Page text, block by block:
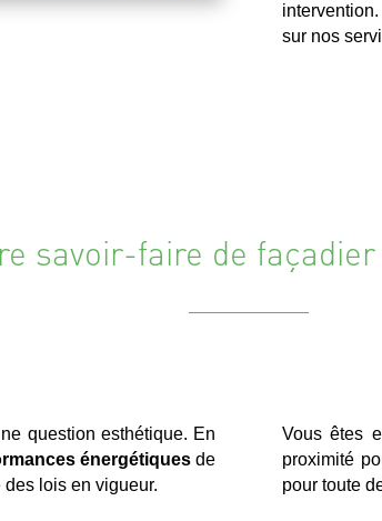
sur nos
savoir-faire de façadier
question esthétique. En
énergétiquesde
lois en vigueur.
Vous êtes
proximité
pour toute